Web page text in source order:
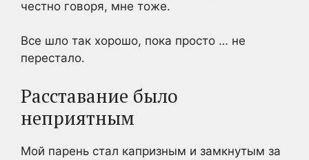
честно говоря, мне тоже.
Все шло так хорошо, пока просто … не
перестало.
Расставание было
неприятным
Мой парень стал капризным и замкнутым за